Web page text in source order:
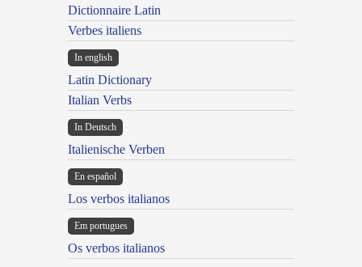
Dictionnaire Latin
Verbes italiens
In english
Latin Dictionary
Italian Verbs
In Deutsch
Italienische Verben
En español
Los verbos italianos
Em portugues
Os verbos italianos